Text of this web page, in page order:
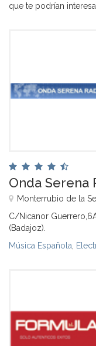
que te podrían
Onda Serena
Monterrubio de la
C/Nicanor
(Badajoz).
Música Española